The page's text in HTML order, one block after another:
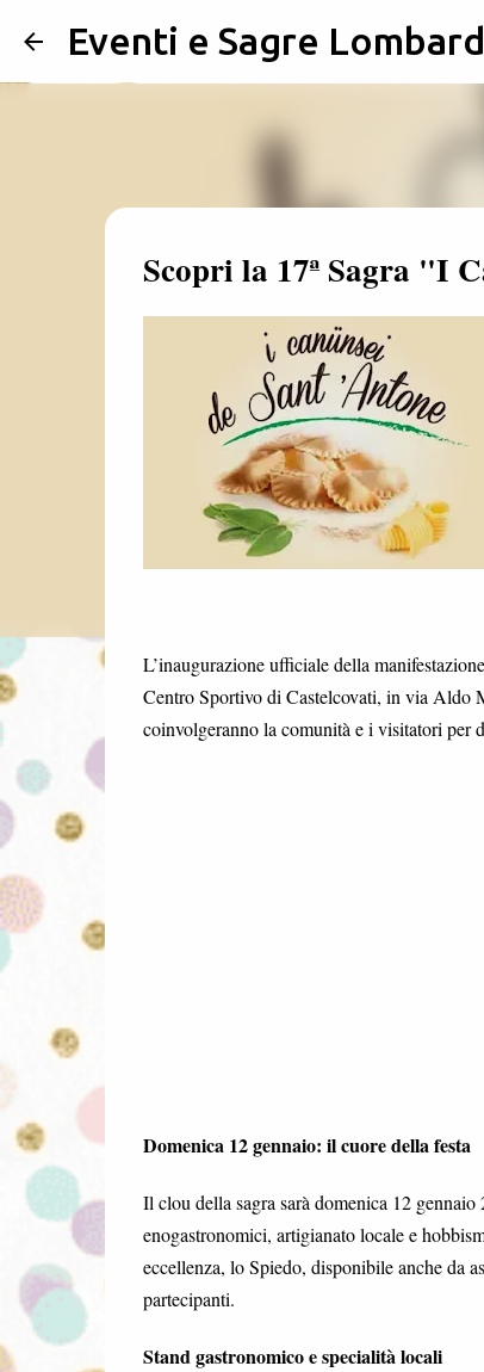
Eventi e Sagre
Scopri la 17ª Sagra "I
L’inaugurazione ufficiale della
Centro Sportivo di Castelcovati, in via Aldo
coinvolgeranno la comunità e i visitatori per
Domenica 12 gennaio: il cuore della festa
Il clou della sagra sarà domenica 12
enogastronomici, artigianato locale e
eccellenza, lo Spiedo, disponibile anche da
partecipanti.
Stand gastronomico e specialità locali